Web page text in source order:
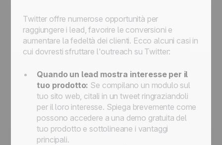
Twitter offre numerose opportunità per
raggiungere i lead, favorire le conversioni e
aumentare la fedeltà dei clienti. Ecco alcuni casi in
cui dovresti sfruttare l'outreach su Twitter:
Quando un lead mostra interesse per il
tuo prodotto: Se compilano un modulo sul
tuo sito web, citali in un tweet ringraziandoli
per il loro interesse. Spiega brevemente come
possono accedere a una demo gratuita del
tuo prodotto e sottolineane i vantaggi
principali.